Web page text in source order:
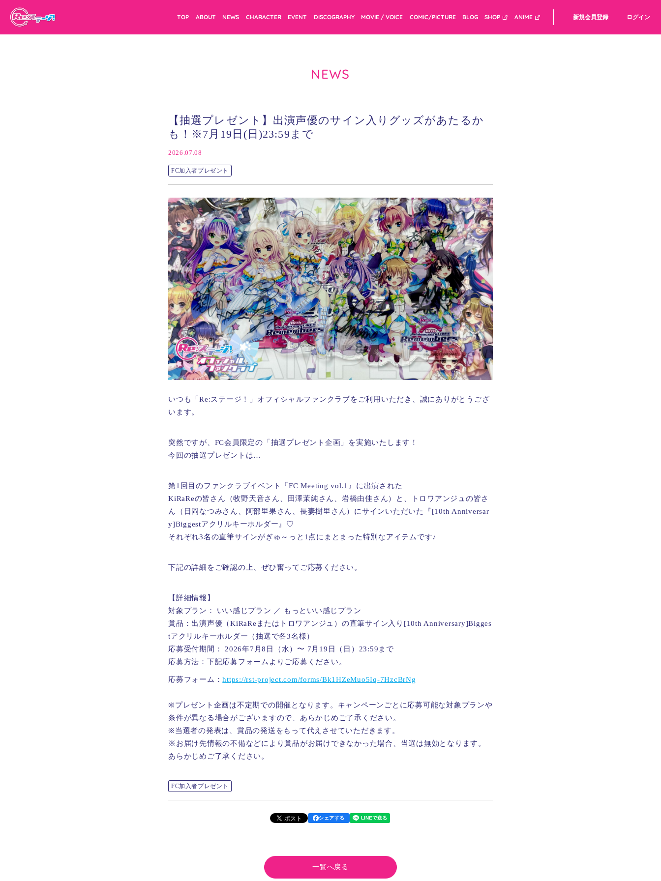
TOP ABOUT NEWS CHARACTER EVENT DISCOGRAPHY MOVIE / VOICE COMIC/PICTURE BLOG SHOP ANIME 新規会員登録 ログイン
NEWS
【抽選プレゼント】出演声優のサイン入りグッズがあたるか
も！※7月19日(日)23:59まで
2026.07.08
FC加入者プレゼント
いつも「Re:ステージ！」オフィシャルファンクラブをご利用いただき、誠にありがとうござ
います。
突然ですが、FC会員限定の「抽選プレゼント企画」を実施いたします！
今回の抽選プレゼントは…
第1回目のファンクラブイベント『FC Meeting vol.1』に出演された
KiRaReの皆さん（牧野天音さん、田澤茉純さん、岩橋由佳さん）と、トロワアンジュの皆さ
ん（日岡なつみさん、阿部里果さん、長妻樹里さん）にサインいただいた『[10th Anniversar
y]Biggestアクリルキーホルダー』♡
それぞれ3名の直筆サインがぎゅ～っと1点にまとまった特別なアイテムです♪
下記の詳細をご確認の上、ぜひ奮ってご応募ください。
【詳細情報】
対象プラン： いい感じプラン ／ もっといい感じプラン
賞品：出演声優（KiRaReまたはトロワアンジュ）の直筆サイン入り[10th Anniversary]Bigges
tアクリルキーホルダー（抽選で各3名様）
応募受付期間： 2026年7月8日（水）〜 7月19日（日）23:59まで
応募方法：下記応募フォームよりご応募ください。
応募フォーム：https://rst-project.com/forms/Bk1HZeMuo5Iq-7HzcBrNg
※プレゼント企画は不定期での開催となります。キャンペーンごとに応募可能な対象プランや
条件が異なる場合がございますので、あらかじめご了承ください。
※当選者の発表は、賞品の発送をもって代えさせていただきます。
※お届け先情報の不備などにより賞品がお届けできなかった場合、当選は無効となります。
あらかじめご了承ください。
FC加入者プレゼント
シェアする
一覧へ戻る